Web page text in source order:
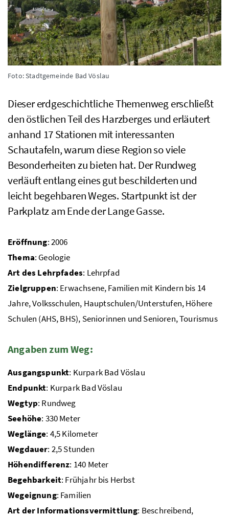
Foto: Stadtgemeinde Bad Vöslau
Dieser erdgeschichtliche Themenweg erschließt
den östlichen Teil des Harzberges und erläutert
anhand 17 Stationen mit interessanten
Schautafeln, warum diese Region so viele
Besonderheiten zu bieten hat. Der Rundweg
verläuft entlang eines gut beschilderten und
leicht begehbaren Weges. Startpunkt ist der
Parkplatz am Ende der Lange Gasse.
Eröffnung: 2006
Thema: Geologie
Art des Lehrpfades: Lehrpfad
Zielgruppen: Erwachsene, Familien mit Kindern bis 14
Jahre, Volksschulen, Hauptschulen/Unterstufen, Höhere
Schulen (AHS,BHS), Seniorinnen und Senioren, Tourismus
Angaben zum Weg:
Ausgangspunkt: Kurpark Bad Vöslau
Endpunkt: Kurpark Bad Vöslau
Wegtyp: Rundweg
Seehöhe: 330 Meter
Weglänge: 4,5 Kilometer
Wegdauer: 2,5 Stunden
Höhendifferenz: 140 Meter
Begehbarkeit: Frühjahr bis Herbst
Wegeignung: Familien
Art der Informationsvermittlung: Beschreibend,